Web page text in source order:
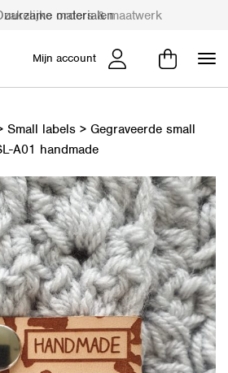
materialen
Mijn account
Small labels > Gegraveerde small
A01 handmade